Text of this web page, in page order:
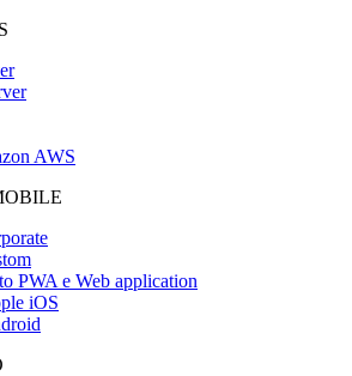
AWS
PWA e Web application
iOS